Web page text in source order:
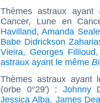
Thèmes astraux
Cancer, Lune en
Havilland,Amanda
Babe Didrickson
Vieira, Georges Fillioud
astraux ayant le même
Thèmes astraux ayant
(orbe 0°29') : Johnny
Jessica Alba, James